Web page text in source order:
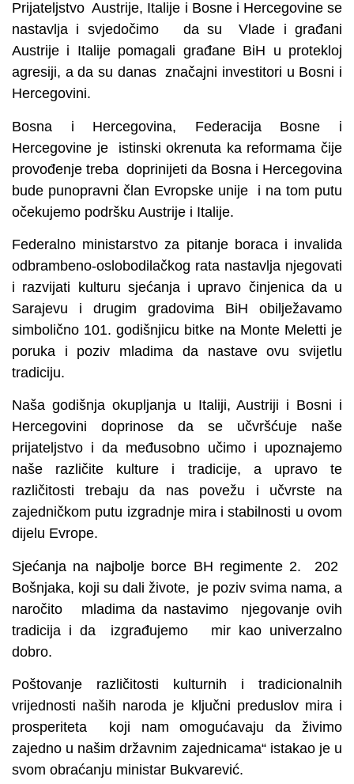
Prijateljstvo Austrije, Italije i Bosne i Hercegovine se
nastavlja i svjedočimo da su Vlade i građani
Austrije i Italije pomagali građane BiH u protekloj
agresiji, a da su danas značajni investitori u Bosni i
Hercegovini.
Bosna i Hercegovina, Federacija Bosne i
Hercegovine je istinski okrenuta ka reformama čije
provođenje treba doprinijeti da Bosna i Hercegovina
bude punopravni član Evropske unije i na tom putu
očekujemo podršku Austrije i Italije.
Federalno ministarstvo za pitanje boraca i invalida
odbrambeno-oslobodilačkog rata nastavlja njegovati
i razvijati kulturu sjećanja i upravo činjenica da u
Sarajevu i drugim gradovima BiH obilježavamo
simbolično 101. godišnjicu bitke na Monte Meletti je
poruka i poziv mladima da nastave ovu svijetlu
tradiciju.
Naša godišnja okupljanja u Italiji, Austriji i Bosni i
Hercegovini doprinose da se učvršćuje naše
prijateljstvo i da međusobno učimo i upoznajemo
naše različite kulture i tradicije, a upravo te
različitosti trebaju da nas povežu i učvrste na
zajedničkom putu izgradnje mira i stabilnosti u ovom
dijelu Evrope.
Sjećanja na najbolje borce BH regimente 2. 202
Bošnjaka, koji su dali živote, je poziv svima nama, a
naročito mladima da nastavimo njegovanje ovih
tradicija i da izgrađujemo mir kao univerzalno
dobro.
Poštovanje različitosti kulturnih i tradicionalnih
vrijednosti naših naroda je ključni preduslov mira i
prosperiteta koji nam omogućavaju da živimo
zajedno u našim državnim zajednicama“ istakao je u
svom obraćanju ministar Bukvarević.